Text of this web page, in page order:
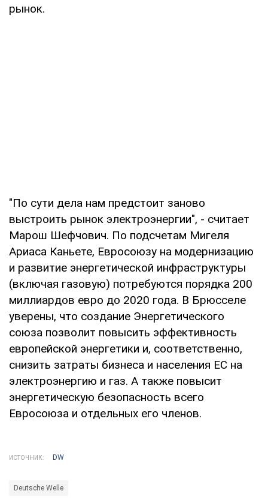
рынок.
"По сути дела нам предстоит заново
выстроить рынок электроэнергии", - считает
Марош Шефчович. По подсчетам Мигеля
Ариаса Каньете, Евросоюзу на модернизацию
и развитие энергетической инфраструктуры
(включая газовую) потребуются порядка 200
миллиардов евро до 2020 года. В Брюсселе
уверены, что создание Энергетического
союза позволит повысить эффективность
европейской энергетики и, соответственно,
снизить затраты бизнеса и населения ЕС на
электроэнергию и газ. А также повысит
энергетическую безопасность всего
Евросоюза и отдельных его членов.
ИСТОЧНИК: DW
Deutsche Welle